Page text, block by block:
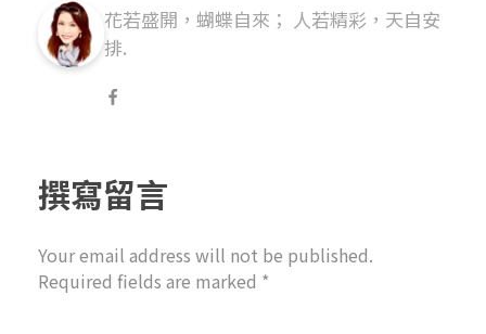
花若盛開，蝴蝶自來； 人若精彩，天自安
排.
撰寫留言
Your email address will not be published.
Required fields are marked *